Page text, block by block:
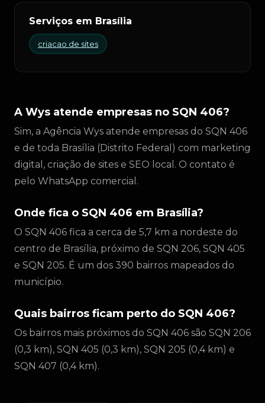
Serviços em Brasília
criacao de sites
A Wys atende empresas no SQN 406?
Sim, a Agência Wys atende empresas do SQN 406
e de toda Brasília (Distrito Federal) com marketing
digital, criação de sites e SEO local. O contato é
pelo WhatsApp comercial.
Onde fica o SQN 406 em Brasília?
O SQN 406 fica a cerca de 5,7 km a nordeste do
centro de Brasília, próximo de SQN 206, SQN 405
e SQN 205. É um dos 390 bairros mapeados do
município.
Quais bairros ficam perto do SQN 406?
Os bairros mais próximos do SQN 406 são SQN 206
(0,3 km), SQN 405 (0,3 km), SQN 205 (0,4 km) e
SQN 407 (0,4 km).